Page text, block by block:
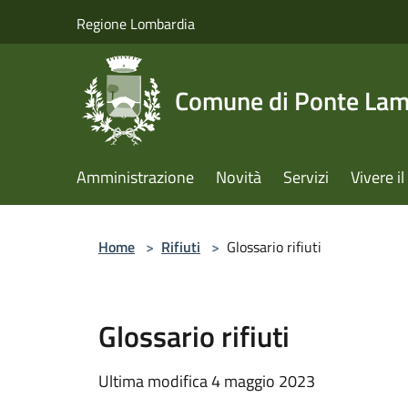
Regione Lombardia
Comune di Ponte
Amministrazione Novità Servizi Vivere
Home > Rifiuti > Glossario rifiuti
Glossario rifiuti
Ultima modifica 4 maggio 2023